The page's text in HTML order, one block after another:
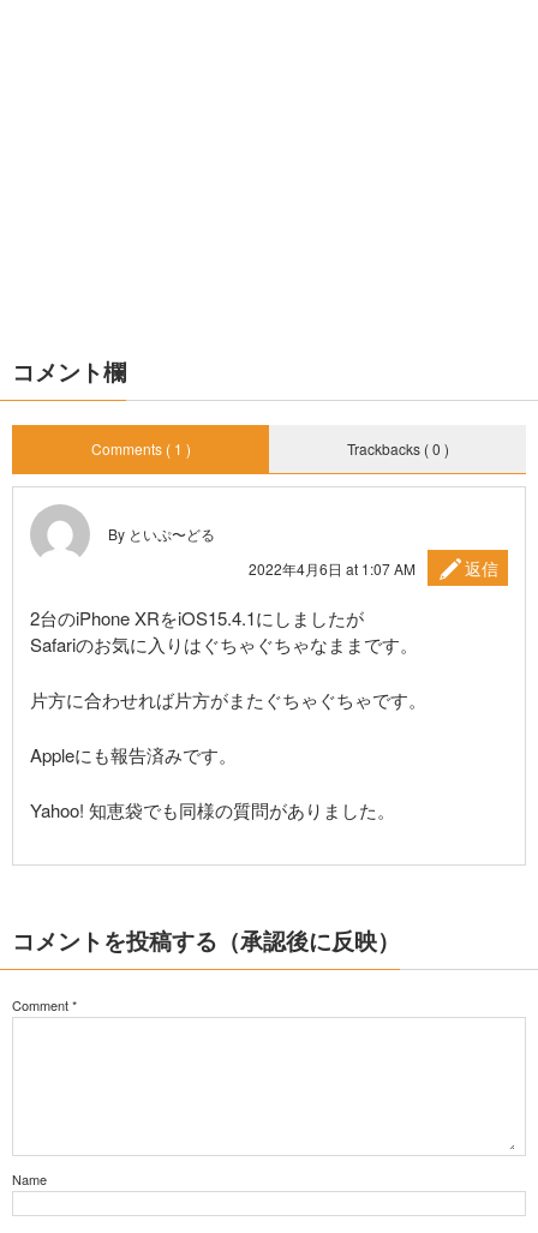
コメント欄
Comments ( 1 ) Trackbacks ( 0 )
By といぷ〜どる
2022年4月6日 at 1:07 AM
返信
2台のiPhone XRをiOS15.4.1にしましたが
Safariのお気に入りはぐちゃぐちゃなままです。
片方に合わせれば片方がまたぐちゃぐちゃです。
Appleにも報告済みです。
Yahoo! 知恵袋でも同様の質問がありました。
コメントを投稿する（承認後に反映）
Comment*
Name